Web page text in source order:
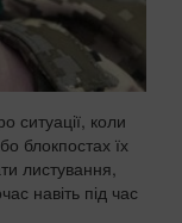
ситуації, коли
блокпостах їх
листування,
навіть під час